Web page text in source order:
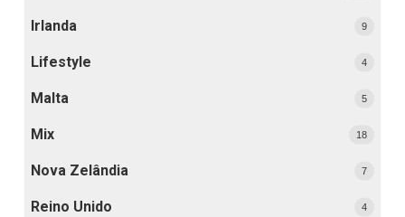
Irlanda 9
Lifestyle 4
Malta 5
Mix 18
Nova Zelândia 7
Reino Unido 4